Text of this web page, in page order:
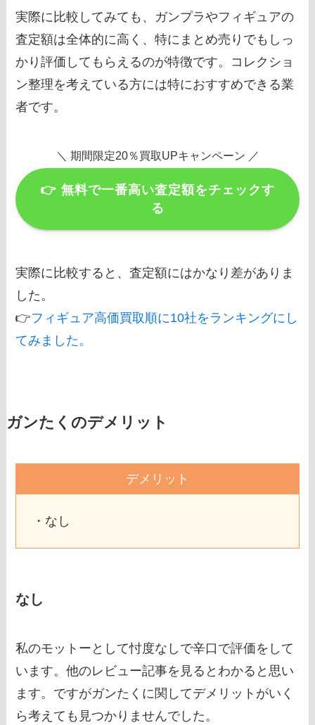
実際に比較してみても、ガンプラやフィギュアの
査定額は全体的に高く、特にまとめ売りでもしっ
かり評価してもらえるのが特徴です。コレクショ
ン整理を考えている方には特におすすめできる業
者です。
＼ 期間限定20％買取UPキャンペーン ／
👉 無料で一番高い査定額をチェックす
る
実際に比較すると、査定額にはかなり差がありま
した。
👉フィギュア高価買取順に10社をランキングにし
てみました。
ガンたくのデメリット
デメリット
・なし
なし
私のモットーとして忖度なしで辛口で評価をして
います。他のレビュー記事を見るとわかると思い
ます。ですがガンたくに関してデメリットがいく
ら考えても見つかりませんでした。